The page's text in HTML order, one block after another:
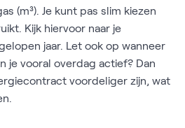
(m³). Je kunt pas slim kiezen
Kijk hiervoor naar je
jaar. Let ook op wanneer
je vooral overdag actief? Dan
voordeliger zijn, wat